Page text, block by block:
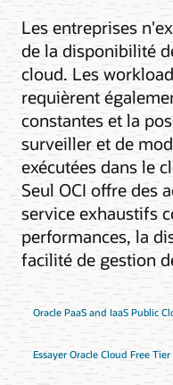
Les entreprises
de la disponibilité
cloud. Les
requièrent
constantes et la
surveiller et de
exécutées dans le
Seul OCI offre des
service exhaustifs
performances, la
facilité de gestion
Oracle PaaS and IaaS Public
Essayer Oracle Cloud Free Tier